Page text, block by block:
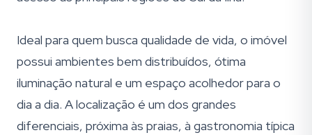
Ideal para quem busca qualidade de vida, o imóvel
possui ambientes bem distribuídos, ótima
iluminação natural e um espaço acolhedor para o
dia a dia. A localização é um dos grandes
diferenciais, próxima às praias, à gastronomia típica